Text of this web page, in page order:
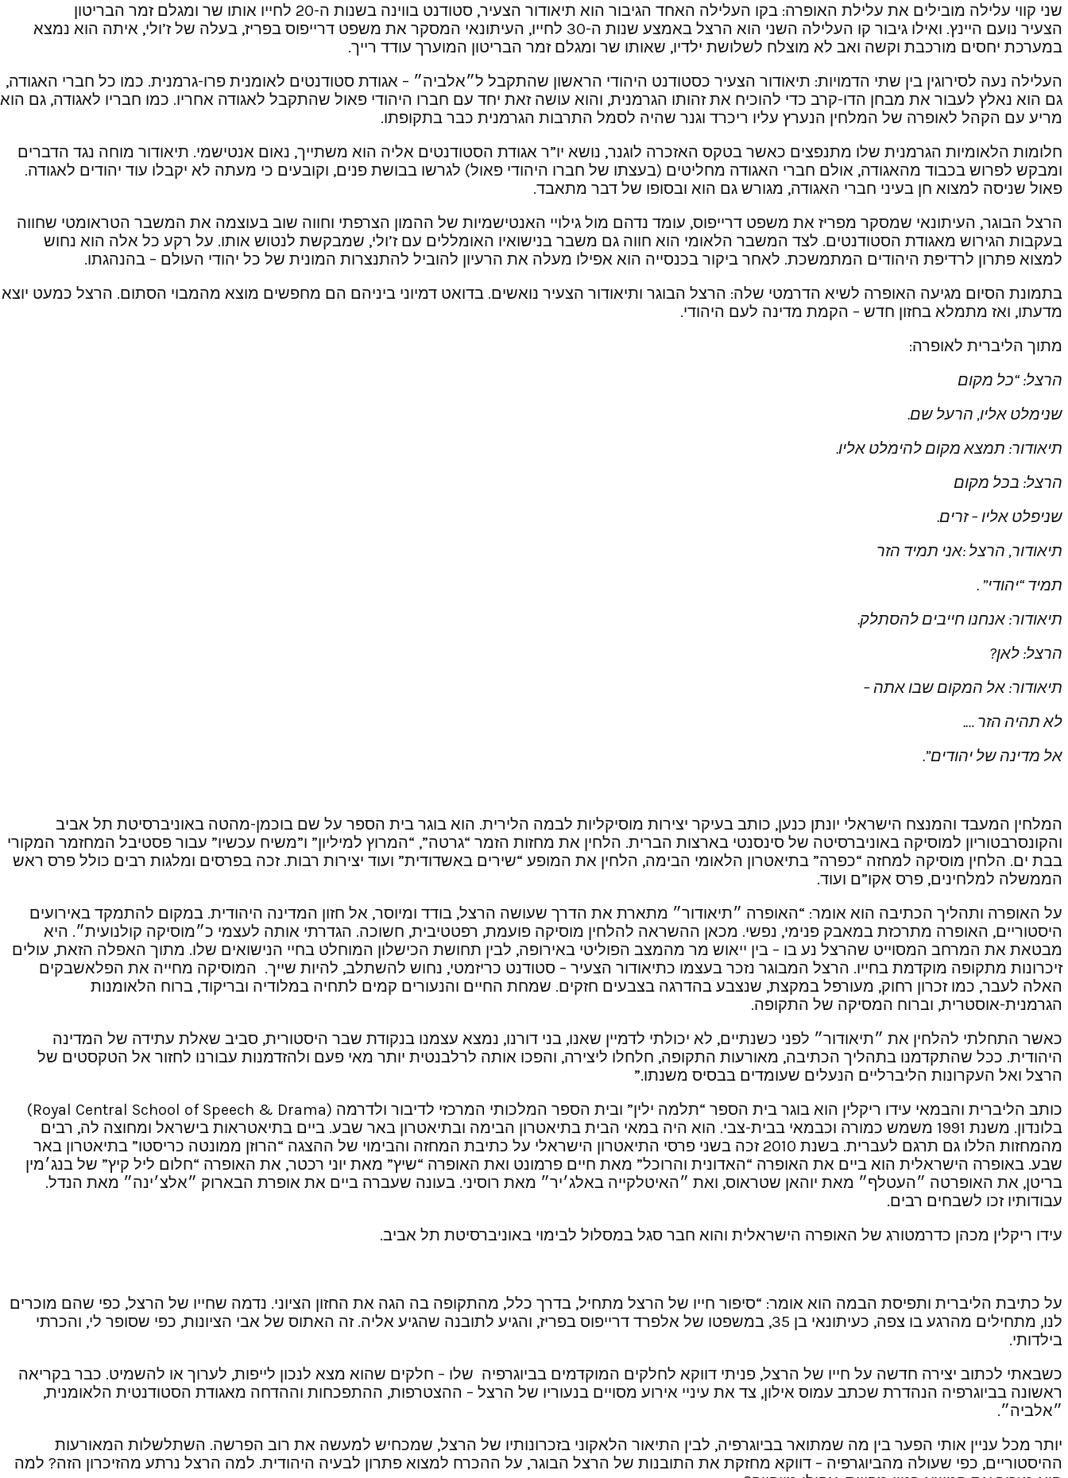
שני קווי עלילה מובילים את עלילת האופרה: בקו העלילה האחד הגיבור הוא תיאודור הצעיר, סטודנט בווינה בשנות ה-20 לחייו אותו שר ומגלם זמר הבריטון
הצעיר נועם היינץ. ואילו גיבור קו העלילה השני הוא הרצל באמצע שנות ה-30 לחייו, העיתונאי המסקר את משפט דרייפוס בפריז, בעלה של ז’ולי, איתה הוא נמצא
במערכת יחסים מורכבת וקשה ואב לא מוצלח לשלושת ילדיו, שאותו שר ומגלם זמר הבריטון המוערך עודד רייך.
העלילה נעה לסירוגין בין שתי הדמויות: תיאודור הצעיר כסטודנט היהודי הראשון שהתקבל ל״אלביה״ – אגודת סטודנטים לאומנית פרו-גרמנית. כמו כל חברי האגודה,
גם הוא נאלץ לעבור את מבחן הדו-קרב כדי להוכיח את זהותו הגרמנית, והוא עושה זאת יחד עם חברו היהודי פאול שהתקבל לאגודה אחריו. כמו חבריו לאגודה, גם הוא
מריע עם הקהל לאופרה של המלחין הנערץ עליו ריכרד וגנר שהיה לסמל התרבות הגרמנית כבר בתקופתו.
חלומות הלאומיות הגרמנית שלו מתנפצים כאשר בטקס האזכרה לוגנר, נושא יו”ר אגודת הסטודנטים אליה הוא משתייך, נאום אנטישמי. תיאודור מוחה נגד הדברים
ומבקש לפרוש בכבוד מהאגודה, אולם חברי האגודה מחליטים (בעצתו של חברו היהודי פאול) לגרשו בבושת פנים, וקובעים כי מעתה לא יקבלו עוד יהודים לאגודה.
פאול שניסה למצוא חן בעיני חברי האגודה, מגורש גם הוא ובסופו של דבר מתאבד.
הרצל הבוגר, העיתונאי שמסקר מפריז את משפט דרייפוס, עומד נדהם מול גילויי האנטישמיות של ההמון הצרפתי וחווה שוב בעוצמה את המשבר הטראומטי שחווה
בעקבות הגירוש מאגודת הסטודנטים. לצד המשבר הלאומי הוא חווה גם משבר בנישואיו האומללים עם ז’ולי, שמבקשת לנטוש אותו. על רקע כל אלה הוא נחוש
למצוא פתרון לרדיפת היהודים המתמשכת. לאחר ביקור בכנסייה הוא אפילו מעלה את הרעיון להוביל להתנצרות המונית של כל יהודי העולם – בהנהגתו.
בתמונת הסיום מגיעה האופרה לשיא הדרמטי שלה: הרצל הבוגר ותיאודור הצעיר נואשים. בדואט דמיוני ביניהם הם מחפשים מוצא מהמבוי הסתום. הרצל כמעט יוצא
מדעתו, ואז מתמלא בחזון חדש – הקמת מדינה לעם היהודי.
מתוך הליברית לאופרה:
הרצל: “כל מקום
שנימלט אליו, הרעל שם.
תיאודור: תמצא מקום להימלט אליו.
הרצל: בכל מקום
שניפלט אליו – זרים.
תיאודור, הרצל :אני תמיד הזר
תמיד “יהודי” .
תיאודור: אנחנו חייבים להסתלק.
הרצל: לאן?
תיאודור: אל המקום שבו אתה –
לא תהיה הזר ….
אל מדינה של יהודים”.
המלחין המעבד והמנצח הישראלי יונתן כנען, כותב בעיקר יצירות מוסיקליות לבמה הלירית. הוא בוגר בית הספר על שם בוכמן-מהטה באוניברסיטת תל אביב
והקונסרבטוריון למוסיקה באוניברסיטה של סינסנטי בארצות הברית. הלחין את מחזות הזמר “גרטה”, “המרוץ למיליון” ו”משיח עכשיו” עבור פסטיבל המחזמר המקורי
בבת ים. הלחין מוסיקה למחזה “כפרה” בתיאטרון הלאומי הבימה, הלחין את המופע “שירים באשדודית” ועוד יצירות רבות. זכה בפרסים ומלגות רבים כולל פרס ראש
הממשלה למלחינים, פרס אקו”ם ועוד.
על האופרה ותהליך הכתיבה הוא אומר: “האופרה ״תיאודור״ מתארת את הדרך שעושה הרצל, בודד ומיוסר, אל חזון המדינה היהודית. במקום להתמקד באירועים
היסטוריים, האופרה מתרכזת במאבק פנימי, נפשי. מכאן ההשראה להלחין מוסיקה פועמת, רפטטיבית, חשוכה. הגדרתי אותה לעצמי כ״מוסיקה קולנועית״. היא
מבטאת את המרחב המסוייט שהרצל נע בו – בין ייאוש מר מהמצב הפוליטי באירופה, לבין תחושת הכישלון המוחלט בחיי הנישואים שלו. מתוך האפלה הזאת, עולים
זיכרונות מתקופה מוקדמת בחייו. הרצל המבוגר נזכר בעצמו כתיאודור הצעיר – סטודנט כריזמטי, נחוש להשתלב, להיות שייך. המוסיקה מחייה את הפלאשבקים
האלה לעבר, כמו זכרון רחוק, מעורפל במקצת, שנצבע בהדרגה בצבעים חזקים. שמחת החיים והנעורים קמים לתחיה במלודיה ובריקוד, ברוח הלאומנות
הגרמנית-אוסטרית, וברוח המסיקה של התקופה.
כאשר התחלתי להלחין את ״תיאודור״ לפני כשנתיים, לא יכולתי לדמיין שאנו, בני דורנו, נמצא עצמנו בנקודת שבר היסטורית, סביב שאלת עתידה של המדינה
היהודית. ככל שהתקדמנו בתהליך הכתיבה, מאורעות התקופה, חלחלו ליצירה, והפכו אותה לרלבנטית יותר מאי פעם ולהזדמנות עבורנו לחזור אל הטקסטים של
הרצל ואל העקרונות הליברליים הנעלים שעומדים בבסיס משנתו.”
כותב הליברית והבמאי עידו ריקלין הוא בוגר בית הספר “תלמה ילין” ובית הספר המלכותי המרכזי לדיבור ולדרמה (Royal Central School of Speech & Drama)
בלונדון. משנת 1991 משמש כמורה וכבמאי בבית-צבי. הוא היה במאי הבית בתיאטרון הבימה ובתיאטרון באר שבע. ביים בתיאטראות בישראל ומחוצה לה, רבים
מהמחזות הללו גם תרגם לעברית. בשנת 2010 זכה בשני פרסי התיאטרון הישראלי על כתיבת המחזה והבימוי של ההצגה “הרוזן ממונטה כריסטו” בתיאטרון באר
שבע. באופרה הישראלית הוא ביים את האופרה “האדונית והרוכל” מאת חיים פרמונט ואת האופרה “שיץ” מאת יוני רכטר, את האופרה “חלום ליל קיץ” של בנג׳מין
בריטן, את האופרטה ״העטלף״ מאת יוהאן שטראוס, ואת ״האיטלקייה באלג׳יר״ מאת רוסיני. בעונה שעברה ביים את אופרת הבארוק ״אלצ׳ינה״ מאת הנדל.
עבודותיו זכו לשבחים רבים.
עידו ריקלין מכהן כדרמטורג של האופרה הישראלית והוא חבר סגל במסלול לבימוי באוניברסיטת תל אביב.
על כתיבת הליברית ותפיסת הבמה הוא אומר: “סיפור חייו של הרצל מתחיל, בדרך כלל, מהתקופה בה הגה את החזון הציוני. נדמה שחייו של הרצל, כפי שהם מוכרים
לנו, מתחילים מהרגע בו צפה, כעיתונאי בן 35, במשפטו של אלפרד דרייפוס בפריז, והגיע לתובנה שהגיע אליה. זה האתוס של אבי הציונות, כפי שסופר לי, והכרתי
בילדותי.
כשבאתי לכתוב יצירה חדשה על חייו של הרצל, פניתי דווקא לחלקים המוקדמים בביוגרפיה שלו – חלקים שהוא מצא לנכון לייפות, לערוך או להשמיט. כבר בקריאה
ראשונה בביוגרפיה הנהדרת שכתב עמוס אילון, צד את עיניי אירוע מסויים בנעוריו של הרצל – ההצטרפות, ההתפכחות וההדחה מאגודת הסטודנטית הלאומנית,
״אלביה״.
יותר מכל עניין אותי הפער בין מה שמתואר בביוגרפיה, לבין התיאור הלאקוני בזכרונותיו של הרצל, שמכחיש למעשה את רוב הפרשה. השתלשלות המאורעות
ההיסטוריים, כפי שעולה מהביוגרפיה – דווקא מחזקת את התובנות של הרצל הבוגר, על ההכרח למצוא פתרון לבעיה היהודית. למה הרצל נרתע מהזיכרון הזה? למה